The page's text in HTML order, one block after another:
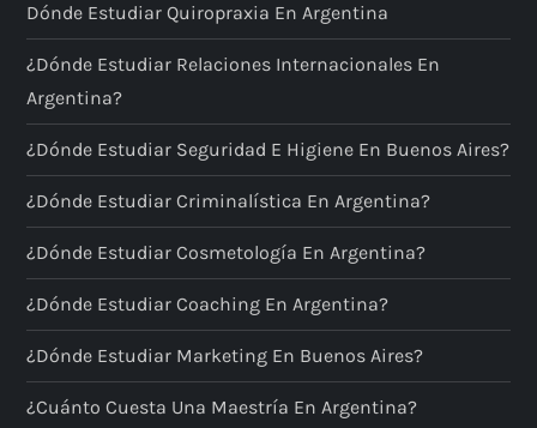
Dónde Estudiar Quiropraxia En Argentina
¿Dónde Estudiar Relaciones Internacionales En
Argentina?
¿Dónde Estudiar Seguridad E Higiene En Buenos Aires?
¿Dónde Estudiar Criminalística En Argentina?
¿Dónde Estudiar Cosmetología En Argentina?
¿Dónde Estudiar Coaching En Argentina?
¿Dónde Estudiar Marketing En Buenos Aires?
¿Cuánto Cuesta Una Maestría En Argentina?